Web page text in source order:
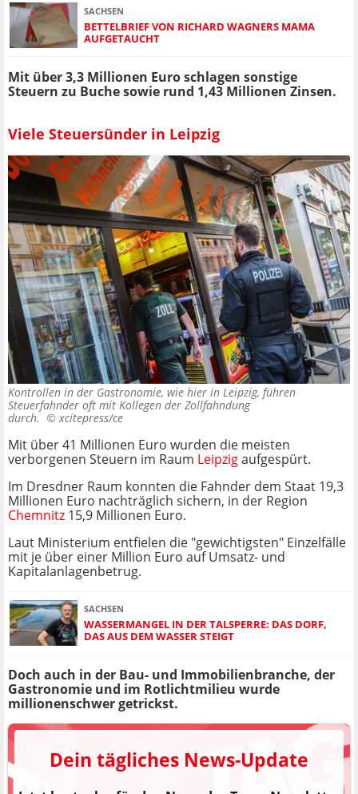
SACHSEN
BETTELBRIEF VON RICHARD WAGNERS MAMA
AUFGETAUCHT
Mit über 3,3 Millionen Euro schlagen sonstige
Steuern zu Buche sowie rund 1,43 Millionen Zinsen.
Viele Steuersünder in Leipzig
Kontrollen in der Gastronomie, wie hier in Leipzig, führen
Steuerfahnder oft mit Kollegen der Zollfahndung
durch. © xcitepress/ce
Mit über 41 Millionen Euro wurden die meisten
verborgenen Steuern im Raum Leipzigaufgespürt.
Im Dresdner Raum konnten die Fahnder dem Staat 19,3
Millionen Euro nachträglich sichern, in der Region
Chemnitz 15,9 Millionen Euro.
Laut Ministerium entfielen die "gewichtigsten" Einzelfälle
mit je über einer Million Euro auf Umsatz- und
Kapitalanlagenbetrug.
SACHSEN
WASSERMANGEL IN DER TALSPERRE: DAS DORF,
DAS AUS DEM WASSER STEIGT
Doch auch in der Bau- und Immobilienbranche, der
Gastronomie und im Rotlichtmilieu wurde
millionenschwer getrickst.
Dein tägliches News-Update